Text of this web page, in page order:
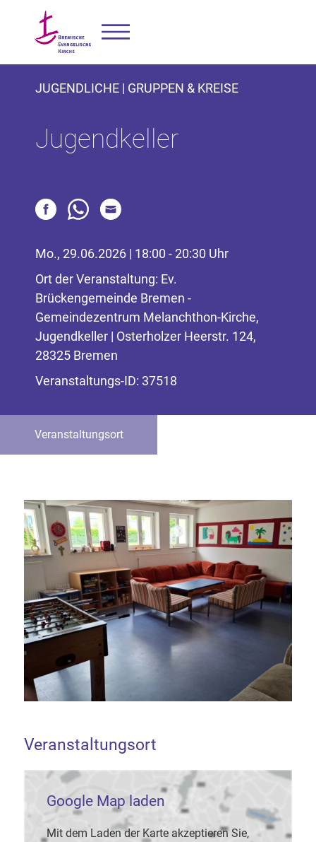
JUGENDLICHE | GRUPPEN & KREISE
Jugendkeller
Mo., 29.06.2026 | 18:00 - 20:30 Uhr
Ort der Veranstaltung: Ev.
Brückengemeinde Bremen -
Gemeindezentrum Melanchthon-Kirche,
Jugendkeller | Osterholzer Heerstr. 124,
28325 Bremen
Veranstaltungs-ID: 37518
Veranstaltungsort
Veranstaltungsort
Google Map laden
Mit dem Laden der Karte akzeptieren Sie,